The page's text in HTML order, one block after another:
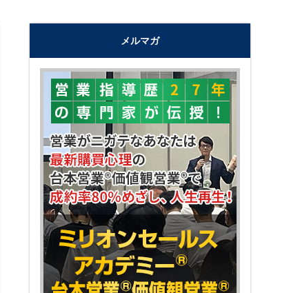
メルマガ